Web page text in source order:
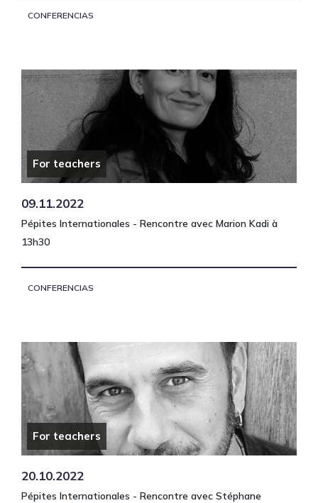
CONFERENCIAS
For teachers
09.11.2022
Pépites Internationales - Rencontre avec Marion Kadi à
13h30
CONFERENCIAS
For teachers
20.10.2022
Pépites Internationales - Rencontre avec Stéphane